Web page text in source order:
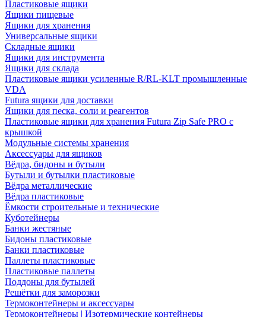
Пластиковые ящики
Ящики пищевые
Ящики для хранения
Универсальные ящики
Складные ящики
Ящики для инструмента
Ящики для склада
Пластиковые ящики усиленные R/RL-KLT промышленные
VDA
Futura ящики для доставки
Ящики для песка, соли и реагентов
Пластиковые ящики для хранения Futura Zip Safe PRO с
крышкой
Модульные системы хранения
Аксессуары для ящиков
Вёдра, бидоны и бутыли
Бутыли и бутылки пластиковые
Вёдра металлические
Вёдра пластиковые
Ёмкости строительные и технические
Куботейнеры
Банки жестяные
Бидоны пластиковые
Банки пластиковые
Паллеты пластиковые
Пластиковые паллеты
Поддоны для бутылей
Решётки для заморозки
Термоконтейнеры и аксессуары
Термоконтейнеры | Изотермические контейнеры